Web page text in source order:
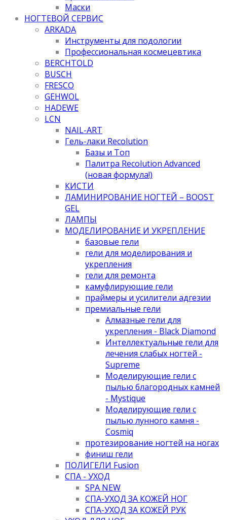
Маски
НОГТЕВОЙ СЕРВИС
ARKADA
Инструменты для подологии
Профессиональная космецевтика
BERCHTOLD
BUSCH
FRESCO
GEHWOL
HADEWE
LCN
NAIL-ART
Гель-лаки Recolution
Базы и Топ
Палитра Recolution Advanced
(новая формула!)
КИСТИ
ЛАМИНИРОВАНИЕ НОГТЕЙ – BOOST
GEL
ЛАМПЫ
МОДЕЛИРОВАНИЕ И УКРЕПЛЕНИЕ
базовые гели
гели для моделирования и
укрепления
гели для ремонта
камуфлирующие гели
праймеры и усилители адгезии
премиальные гели
Алмазные гели для
укрепления - Black Diamond
Интеллектуальные гели для
лечения слабых ногтей -
Supreme
Моделирующие гели с
пылью благородных камней
- Mystique
Моделирующие гели с
пылью лунного камня -
Cosmiq
протезирование ногтей на ногах
финиш гели
ПОЛИГЕЛИ Fusion
СПА - УХОД
SPA NEW
СПА-УХОД ЗА КОЖЕЙ НОГ
СПА-УХОД ЗА КОЖЕЙ РУК